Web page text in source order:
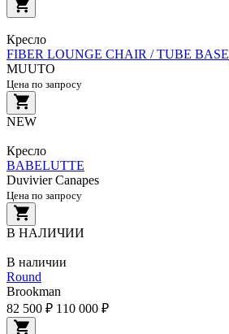
Кресло
FIBER LOUNGE CHAIR / TUBE BASE
MUUTO
Цена по запросу
NEW
Кресло
BABELUTTE
Duvivier Canapes
Цена по запросу
В НАЛИЧИИ
В наличии
Round
Brookman
82 500 ₽ 110 000 ₽